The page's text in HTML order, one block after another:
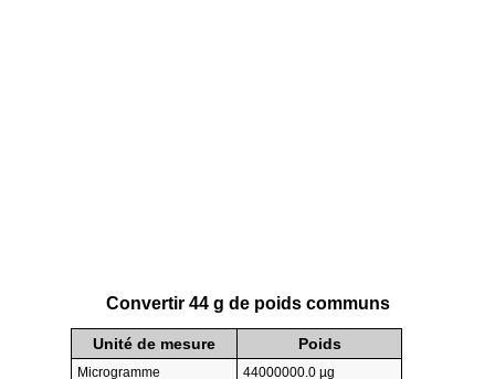
Convertir 44 g de poids communs
Unité de mesure Poids
Microgramme
44000000.0 µg